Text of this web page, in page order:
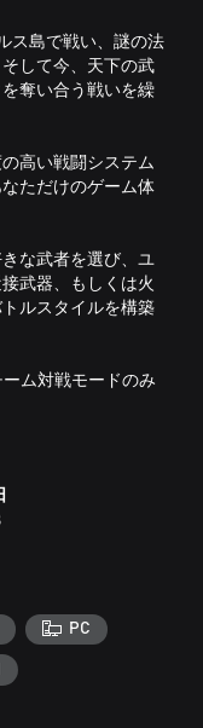
ス島で戦い、謎の法
して今、天下の武
奪い合う戦いを繰
高い戦闘システム
ただけのゲーム体
な武者を選び、ユ
武器、もしくは火
ルスタイルを構築
ーム対戦モードのみ
れたコンテンツや同
システムも含まれ
ればならない。コ
もしくは相手の動
PC